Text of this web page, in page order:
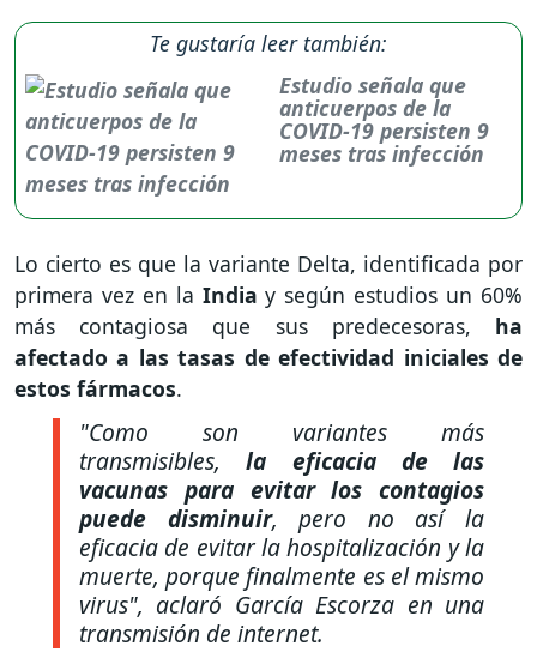
Te gustaría leer también:
Estudio señala que
anticuerpos de la
COVID-19 persisten 9
meses tras infección
Lo cierto es que la variante Delta, identificada por
primera vez en la Indiay según estudios un 60%
más contagiosa que sus predecesoras, ha
afectado a las tasas de efectividad iniciales de
estos fármacos.
"Como son variantes más
transmisibles, la eficacia de las
vacunas para evitar los contagios
puede disminuir, pero no así la
eficacia de evitar la hospitalización y la
muerte, porque finalmente es el mismo
virus", aclaró García Escorza en una
transmisión de internet.